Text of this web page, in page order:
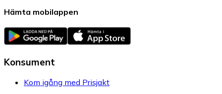
Hämta mobilappen
Konsument
Kom igång med Prisjakt